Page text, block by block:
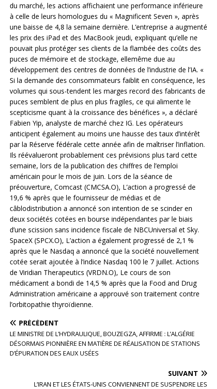
du marché, les actions affichaient une performance inférieure
à celle de leurs homologues du « Magnificent Seven », après
une baisse de 4,8 la semaine dernière. L’entreprise a augmenté
les prix des iPad et des MacBook jeudi, expliquant qu’elle ne
pouvait plus protéger ses clients de la flambée des coûts des
puces de mémoire et de stockage, ellemême due au
développement des centres de données de l’industrie de l’IA. «
Si la demande des consommateurs faiblit en conséquence, les
volumes qui sous-tendent les marges record des fabricants de
puces semblent de plus en plus fragiles, ce qui alimente le
scepticisme quant à la croissance des bénéfices », a déclaré
Fabien Yip, analyste de marché chez IG. Les opérateurs
anticipent également au moins une hausse des taux d’intérêt
par la Réserve fédérale cette année afin de maîtriser l’inflation.
Ils réévalueront probablement ces prévisions plus tard cette
semaine, lors de la publication des chiffres de l’emploi
américain pour le mois de juin. Lors de la séance de
préouverture, Comcast (CMCSA.O), L’action a progressé de
19,6 % après que le fournisseur de médias et de
câblodistribution a annoncé son intention de se scinder en
deux sociétés cotées en bourse indépendantes par le biais
d’une scission sans incidence fiscale de NBCUniversal et Sky.
SpaceX (SPCX.O), L’action a également progressé de 2,1 %
après que le Nasdaq a annoncé que la société nouvellement
cotée serait ajoutée à l’indice Nasdaq 100 le 7 juillet. Actions
de Viridian Therapeutics (VRDN.O), Le cours de son
médicament a bondi de 14,5 % après que la Food and Drug
Administration américaine a approuvé son traitement contre
l’orbitopathie thyroïdienne.
PRÉCÉDENT
LE MINISTRE DE L’HYDRAULIQUE, BOUZEGZA, AFFIRME : L’ALGÉRIE
DÉSORMAIS PIONNIÈRE EN MATIÈRE DE RÉALISATION DE STATIONS
D’ÉPURATION DES EAUX USÉES
SUIVANT
L’IRAN ET LES ÉTATS-UNIS CONVIENNENT DE SUSPENDRE LES